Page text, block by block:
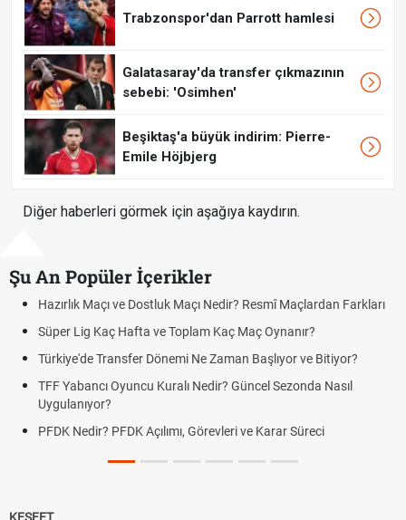
Trabzonspor'dan Parrott hamlesi
Galatasaray'da transfer çıkmazının
sebebi: 'Osimhen'
Beşiktaş'a büyük indirim: Pierre-
Emile Höjbjerg
Diğer haberleri görmek için aşağıya kaydırın.
Şu An Popüler İçerikler
Maçı ve Dostluk Maçı Nedir? Resmî Maçlardan Farkları
Lig Kaç Hafta ve Toplam Kaç Maç Oynanır?
Transfer Dönemi Ne Zaman Başlıyor ve Bitiyor?
Yabancı Oyuncu Kuralı Nedir? Güncel Sezonda Nasıl
Nedir? PFDK Açılımı, Görevleri ve Karar Süreci